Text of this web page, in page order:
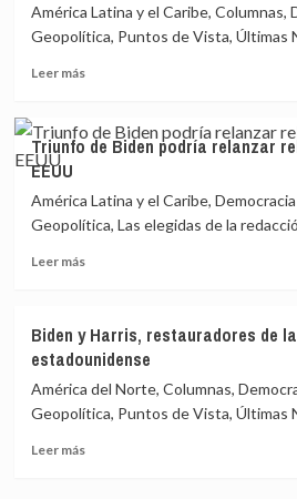
ido,
el
trumpismo
sigue
América Latina y el Caribe, Columnas,
Geopolítica, Puntos de Vista, Últimas
Leer másLeer
Cuba
y
una
vez
más:
De
y
ahora
a
Biden
Triunfo de Biden podría relanzar
EEUU
América Latina y el Caribe,
Geopolítica, Las elegidas de la
Leer másLeer
de
Biden
podría
relanzar
relaciones
entre
Biden y Harris, restauradores de
estadounidense
América del Norte, Columnas,
Geopolítica, Puntos de Vista, Últimas
Leer másLeer